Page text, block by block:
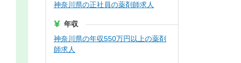
神奈川県の正社員の薬剤師求人
年収
神奈川県の年収550万円以上の薬剤
師求人